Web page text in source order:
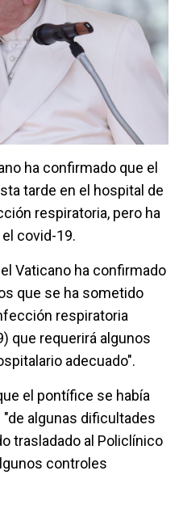
ha confirmado que el
tarde en el hospital de
respiratoria, pero ha
covid-19.
Vaticano ha confirmado
que se ha sometido
respiratoria
que requerirá algunos
adecuado".
el pontífice se había
algunas dificultades
trasladado al Policlínico
controles